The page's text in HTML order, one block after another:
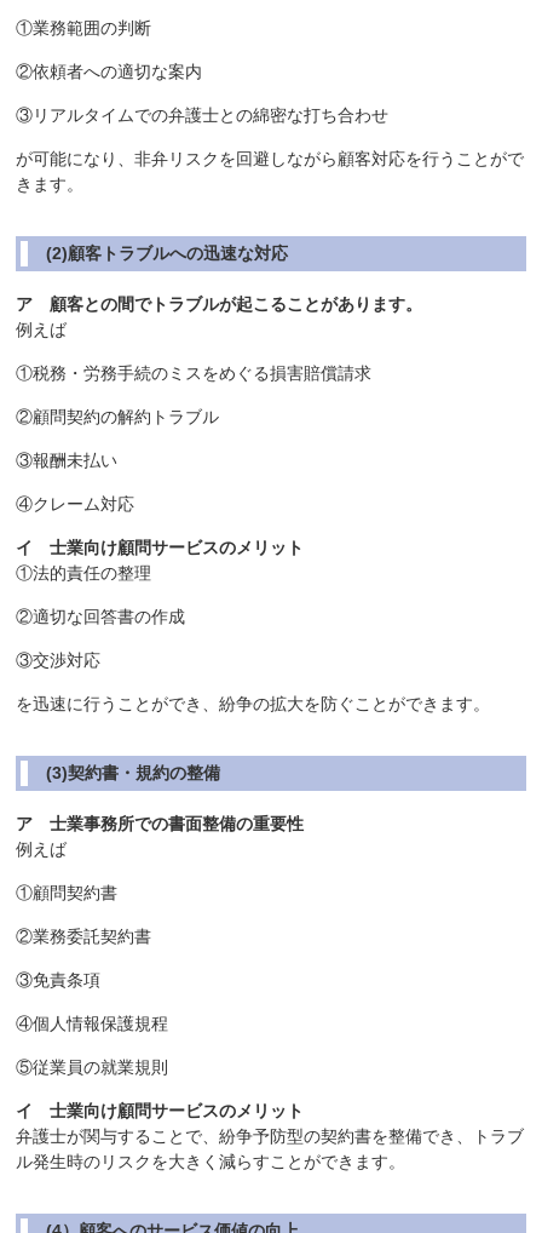
①業務範囲の判断
②依頼者への適切な案内
③リアルタイムでの弁護士との綿密な打ち合わせ
が可能になり、非弁リスクを回避しながら顧客対応を行うことがで
きます。
(2)顧客トラブルへの迅速な対応
ア 顧客との間でトラブルが起こることがあります。
例えば
①税務・労務手続のミスをめぐる損害賠償請求
②顧問契約の解約トラブル
③報酬未払い
④クレーム対応
イ 士業向け顧問サービスのメリット
①法的責任の整理
②適切な回答書の作成
③交渉対応
を迅速に行うことができ、紛争の拡大を防ぐことができます。
(3)契約書・規約の整備
ア 士業事務所での書面整備の重要性
例えば
①顧問契約書
②業務委託契約書
③免責条項
④個人情報保護規程
⑤従業員の就業規則
イ 士業向け顧問サービスのメリット
弁護士が関与することで、紛争予防型の契約書を整備でき、トラブ
ル発生時のリスクを大きく減らすことができます。